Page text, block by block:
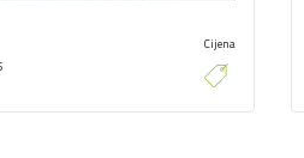
Cijena